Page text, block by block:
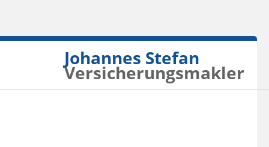
Johannes Stefan
Versicherungsmakler